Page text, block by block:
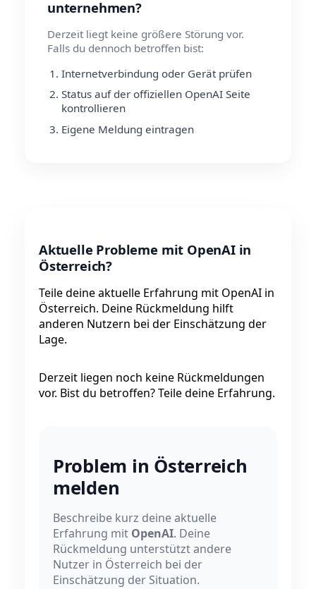
unternehmen?
Derzeit liegt keine größere Störung vor.
Falls du dennoch betroffen bist:
Internetverbindung oder Gerät prüfen
Status auf der offiziellen OpenAI Seite
kontrollieren
Eigene Meldung eintragen
Aktuelle Probleme mit OpenAI in
Österreich?
Teile deine aktuelle Erfahrung mit OpenAI in
Österreich. Deine Rückmeldung hilft
anderen Nutzern bei der Einschätzung der
Lage.
Derzeit liegen noch keine Rückmeldungen
vor. Bist du betroffen? Teile deine Erfahrung.
Problem in Österreich
melden
Beschreibe kurz deine aktuelle
Erfahrung mit OpenAI. Deine
Rückmeldung unterstützt andere
Nutzer in Österreich bei der
Einschätzung der Situation.